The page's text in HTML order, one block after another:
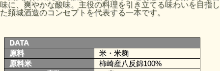
味に、爽やかな酸味。主役の料理を引き立てる味わいを目指し
た頚城酒造のコンセプトを代表する一本です。
DATA
原料
米・米麹
原料米
柿崎産八反錦100%